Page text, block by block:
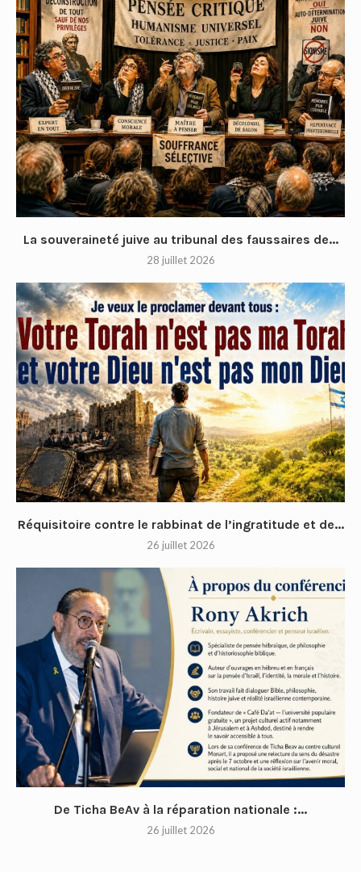
La souveraineté juive au tribunal des faussaires de...
28 juillet 2026
Réquisitoire contre le rabbinat de l’ingratitude et de...
26 juillet 2026
De Ticha BeAv à la réparation nationale :...
26 juillet 2026